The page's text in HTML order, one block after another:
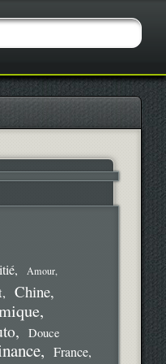
Amour
Chine
Douce
France